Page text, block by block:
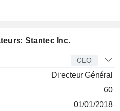
Stantec Inc.
CEO
Directeur Général
60
01/01/2018